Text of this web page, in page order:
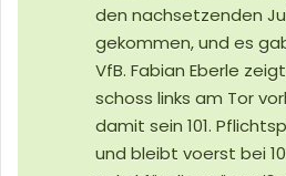
den nachsetzenden
gekommen, und es
VfB. Fabian Eberle
schoss links am Tor
damit sein 101.
und bleibt voerst bei